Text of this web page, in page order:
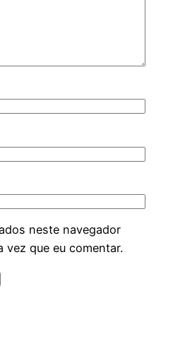
neste navegador
vez que eu comentar.